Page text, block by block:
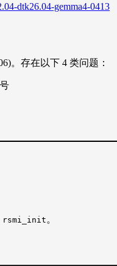
dtk26.04-gemma4-0413
。存在以下 4 类问题：
rsmi_init 。